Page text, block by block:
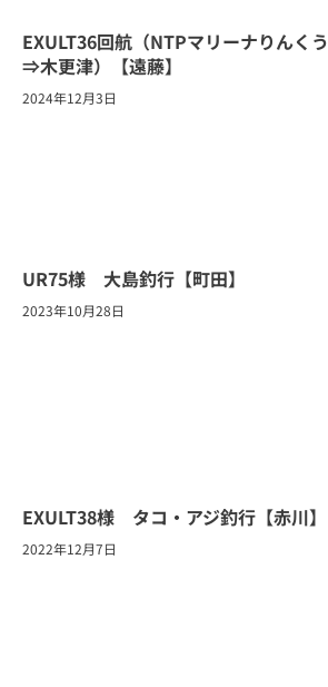
EXULT36回航（NTPマリーナりんくう
⇒木更津）【遠藤】
2024年12月3日
UR75様 大島釣行【町田】
2023年10月28日
EXULT38様 タコ・アジ釣行【赤川】
2022年12月7日